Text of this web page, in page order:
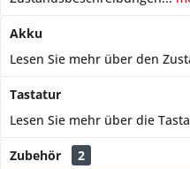
Akku
Lesen Sie mehr über den
Tastatur
Lesen Sie mehr über die
Zubehör 2